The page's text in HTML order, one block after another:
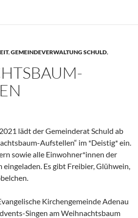
,GEMEINDEVERWALTUNG SCHULD,
lädt der Gemeinderat Schuld ab
Aufstellen“ im *Deistig* ein.
sowie alle Einwohner*innen der
Es gibt Freibier, Glühwein,
Kirchengemeinde Adenau
Singen am Weihnachtsbaum